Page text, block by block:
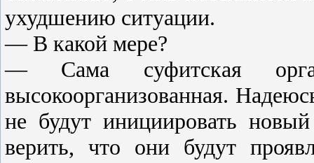
ухудшению ситуации.
— В какой мере?
— Сама суфитская
высокоорганизованная.
не будут инициировать
верить, что они будут